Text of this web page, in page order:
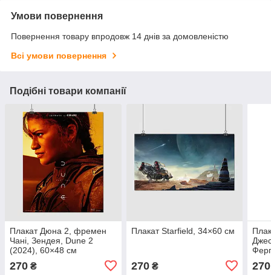
Умови повернення
Повернення товару впродовж 14 днів за домовленістю
Всі умови повернення
Подібні товари компанії
Плакат Дюна 2, фремен
Чані, Зендея, Dune 2
(2024), 60×48 см
270 ₴
Плакат Starfield, 34×60 см
270₴ 270